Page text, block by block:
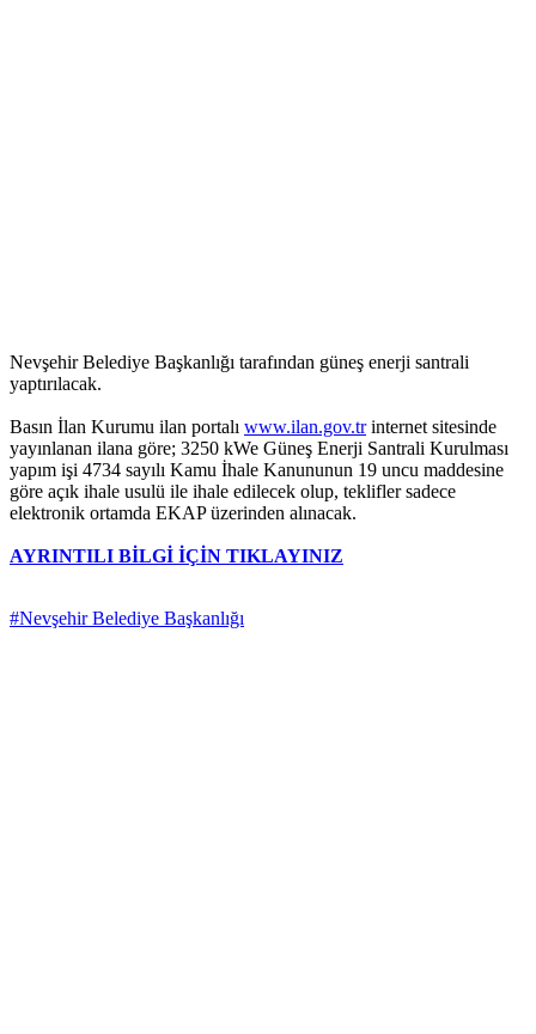
Nevşehir Belediye Başkanlığı tarafından güneş enerji santrali
yaptırılacak.
Basın İlan Kurumu ilan portalı www.ilan.gov.trinternet sitesinde
yayınlanan ilana göre; 3250 kWe Güneş Enerji Santrali Kurulması
yapım işi 4734 sayılı Kamu İhale Kanununun 19 uncu maddesine
göre açık ihale usulü ile ihale edilecek olup, teklifler sadece
elektronik ortamda EKAP üzerinden alınacak.
AYRINTILI BİLGİ İÇİN TIKLAYINIZ
#Nevşehir Belediye Başkanlığı